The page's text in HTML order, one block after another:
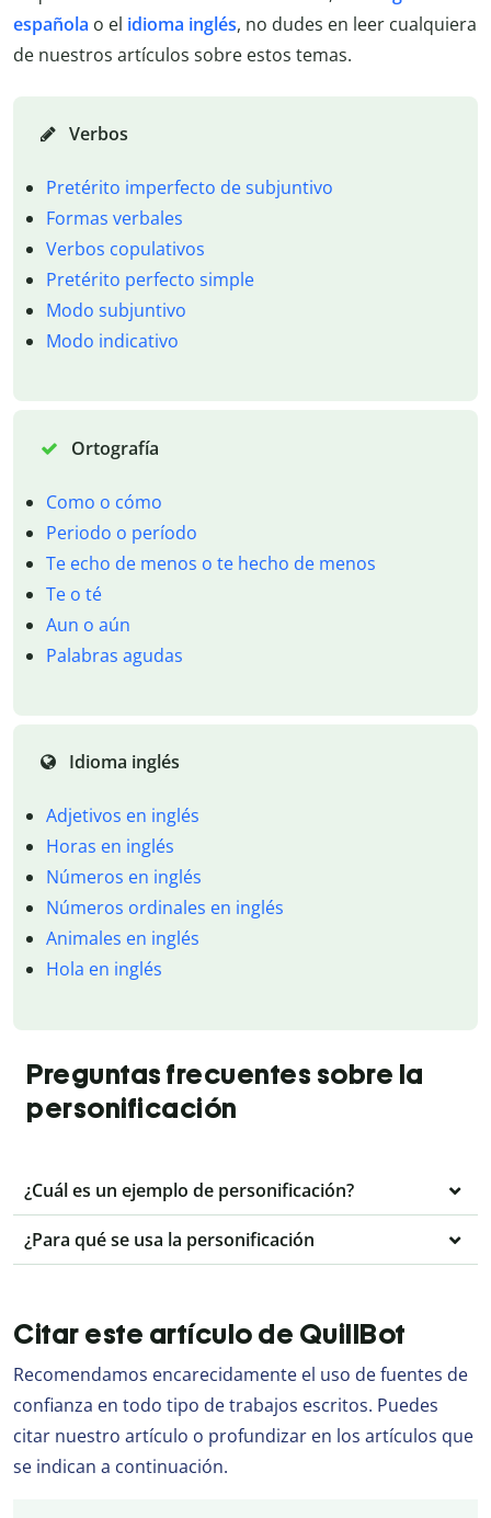
española o el idioma inglés, no dudes en leer cualquiera
de nuestros artículos sobre estos temas.
Verbos
Pretérito imperfecto de subjuntivo
Formas verbales
Verbos copulativos
Pretérito perfecto simple
Modo subjuntivo
Modo indicativo
Ortografía
Como o cómo
Periodo o período
Te echo de menos o te hecho de menos
Te o té
Aun o aún
Palabras agudas
Idioma inglés
Adjetivos en inglés
Horas en inglés
Números en inglés
Números ordinales en inglés
Animales en inglés
Hola en inglés
Preguntas frecuentes sobre la
personificación
¿Cuál es un ejemplo de personificación?
¿Para qué se usa la personificación
Citar este artículo de QuillBot
Recomendamos encarecidamente el uso de fuentes de
confianza en todo tipo de trabajos escritos. Puedes
citar nuestro artículo o profundizar en los artículos que
se indican a continuación.